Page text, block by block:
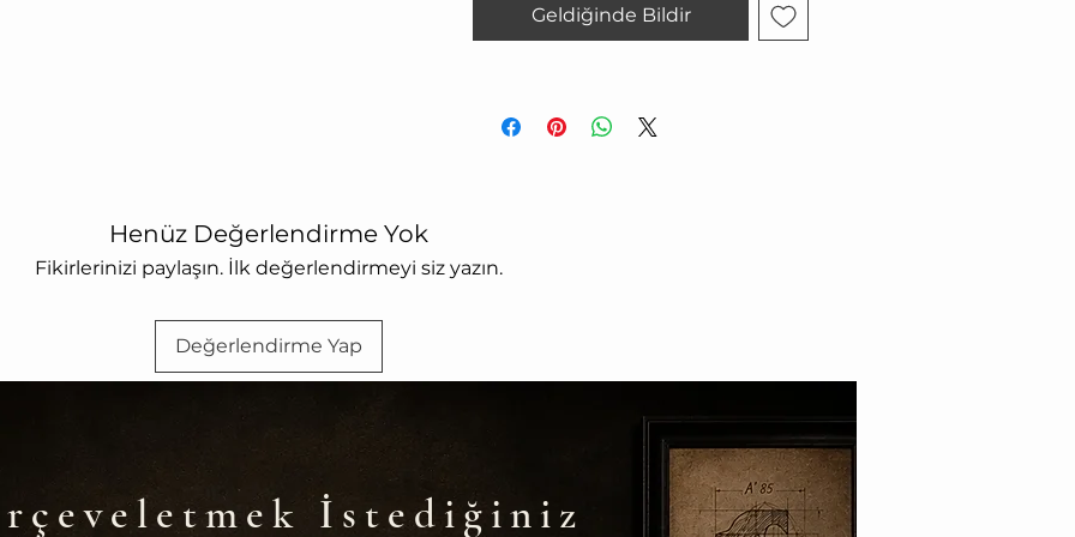
Geldiğinde Bildir
Henüz Değerlendirme Yok
Fikirlerinizi paylaşın. İlk değerlendirmeyi siz yazın.
Değerlendirme Yap
İstediğiniz